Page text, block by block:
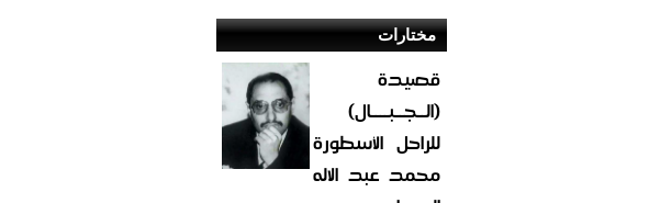
مختارات
قصيدة
(الــجــبــــال)
للراحل الأسطورة
محمد عبد الاله